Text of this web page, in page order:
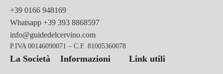
+39 0166 948169
Whatsapp +39 393 8868597
info@guidedelcervino.com
P.IVA 00146090071 – C.F. 81005360078
La Società Informazioni Link utili